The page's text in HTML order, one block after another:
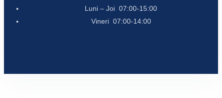
Luni – Joi 07:00-15:00
Vineri 07:00-14:00